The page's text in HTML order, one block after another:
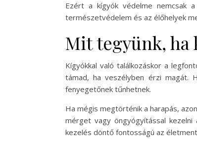
Ezért a kígyók védelme nemcsak
természetvédelem és az élőhelyek
Mit tegyünk, ha
Kígyókkal való találkozáskor a
támad, ha veszélyben érzi magát.
fenyegetőnek tűnhetnek.
Ha mégis megtörténik a harapás,
mérget vagy öngyógyítással
kezelés döntő fontosságú az